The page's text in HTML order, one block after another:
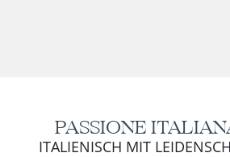
PASSIONE
ITALIENISCH MIT